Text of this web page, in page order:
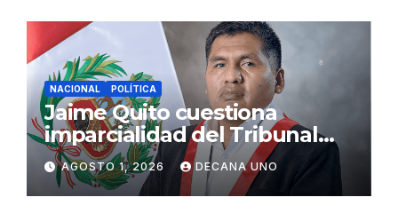
NACIONAL POLÍTICA
Jaime Quito cuestiona
imparcialidad del Tribunal
Constitucional tras liberación
de Ollanta Humala
AGOSTO 1, 2026 DECANA UNO